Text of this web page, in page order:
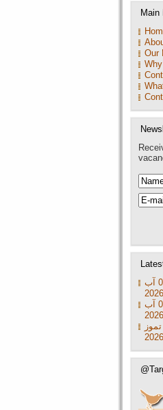
Main
Our
نشرة اخبار التوظيف ليوم 06 آب
نشرة اخبار التوظيف ليوم 02 آب
نشرة اخبار التوظيف ليوم 27 تموز